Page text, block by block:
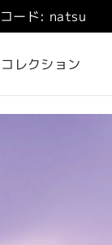
ード: natsu
レクション